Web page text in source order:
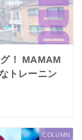
！ MAMAM
トレーニン
COLUMN